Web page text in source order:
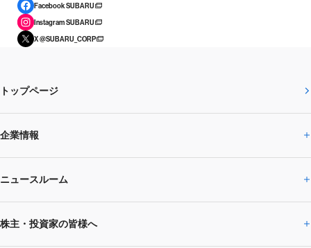
Facebook SUBARU
Instagram SUBARU
X @SUBARU_CORP
トップページ
企業情報
企業情報トップ
SUBARUのありたい姿
ニュースルーム
ニュースルームトップ
株主・投資家の皆様へ